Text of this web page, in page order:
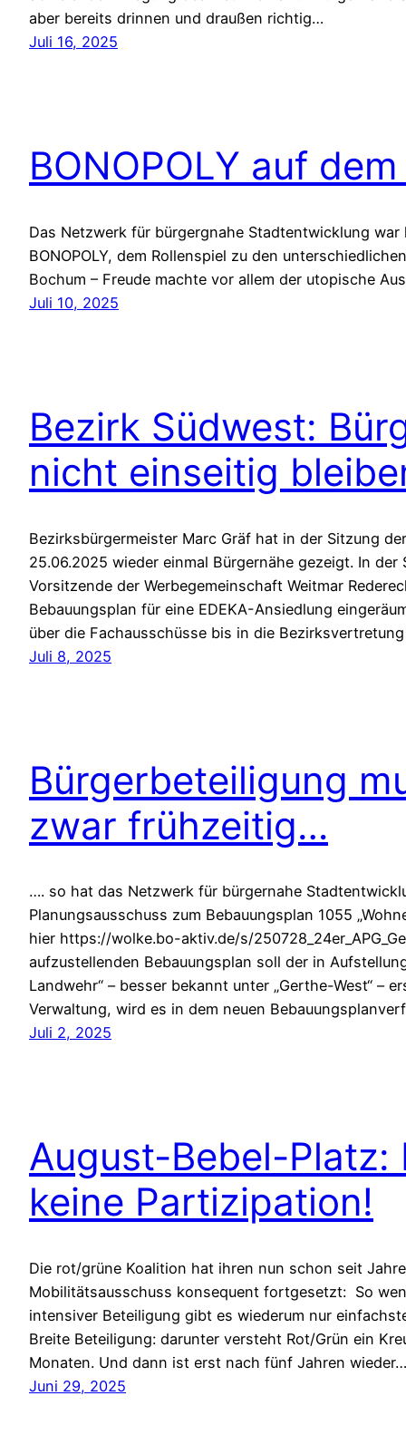
aber bereits drinnen und draußen richtig…
Juli 16, 2025
BONOPOLY auf
Das Netzwerk für bürgergnahe Stadtentwicklung
BONOPOLY, dem Rollenspiel zu den
Bochum – Freude machte vor allem der utopische
Juli 10, 2025
Bezirk Südwest:
nicht einseitig
Bezirksbürgermeister Marc Gräf hat in der Sitzung
25.06.2025 wieder einmal Bürgernähe gezeigt. In
Vorsitzende der Werbegemeinschaft Weitmar
Bebauungsplan für eine EDEKA-Ansiedlung
über die Fachausschüsse bis in die
Juli 8, 2025
Bürgerbeteiligung
zwar frühzeitig…
…. so hat das Netzwerk für bürgernahe
Planungsausschuss zum Bebauungsplan 1055
hier https://wolke.bo-aktiv.de/s/
aufzustellenden Bebauungsplan soll der in
Landwehr“ – besser bekannt unter „Gerthe-West“ –
Verwaltung, wird es in dem neuen
Juli 2, 2025
August-Bebel-Platz:
keine Partizipation!
Die rot/grüne Koalition hat ihren nun schon seit
Mobilitätsausschuss konsequent fortgesetzt: So
intensiver Beteiligung gibt es wiederum nur
Breite Beteiligung: darunter versteht Rot/Grün ein
Monaten. Und dann ist erst nach fünf Jahren wieder…
Juni 29, 2025